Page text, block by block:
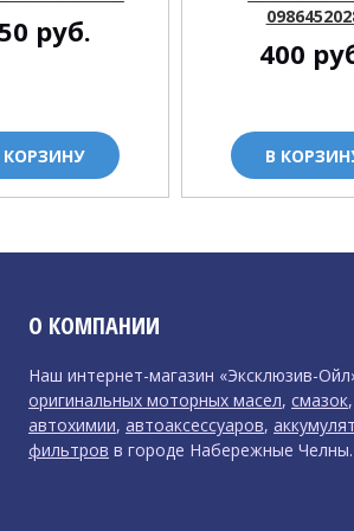
руб.
КОРЗИНУ
400
В
О КОМПАНИИ
Наш интернет-магазин «Эксклюзив-
оригинальных моторных масел, смазок,
автохимии, автоаксессуаров,
фильтров в городе Набережные Челны.